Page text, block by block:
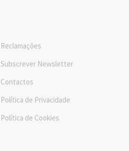
Reclamações
Subscrever Newsletter
Contactos
Política de Privacidade
Política de Cookies